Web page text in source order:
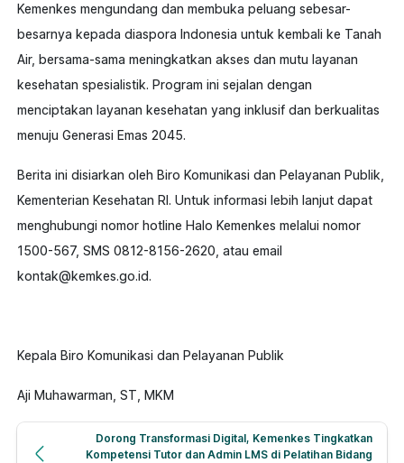
Kemenkes mengundang dan membuka peluang sebesar-
besarnya kepada diaspora Indonesia untuk kembali ke Tanah
Air, bersama-sama meningkatkan akses dan mutu layanan
kesehatan spesialistik. Program ini sejalan dengan
menciptakan layanan kesehatan yang inklusif dan berkualitas
menuju Generasi Emas 2045.
Berita ini disiarkan oleh Biro Komunikasi dan Pelayanan Publik,
Kementerian Kesehatan RI. Untuk informasi lebih lanjut dapat
menghubungi nomor hotline Halo Kemenkes melalui nomor
1500-567, SMS 0812-8156-2620, atau email
kontak@kemkes.go.id.
Kepala Biro Komunikasi dan Pelayanan Publik
Aji Muhawarman, ST, MKM
Previous post:
Dorong Transformasi Digital, Kemenkes Tingkatkan
Kompetensi Tutor dan Admin LMS di Pelatihan Bidang